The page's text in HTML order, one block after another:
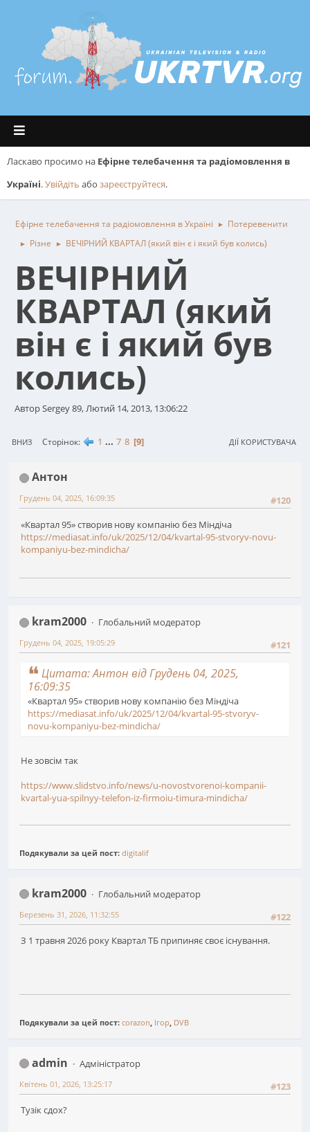
Ласкаво просимо на Ефірне телебачення та радіомовлення в
Україні.Увійдіть або зареєструйтеся.
Ефірне телебачення та радіомовлення в Україні ► Потеревенити
► Різне ► ВЕЧІРНИЙ КВАРТАЛ (який він є і який був колись)
ВЕЧІРНИЙ
КВАРТАЛ (який
він є і який був
колись)
Автор Sergey 89, Лютий 14, 2013, 13:06:22
ВНИЗ Сторінок 1 ... 7 8 9 ДІЇ КОРИСТУВАЧА
Антон
#120
Грудень 04, 2025, 16:09:35
«Квартал 95» створив нову компанію без Міндіча
https://mediasat.info/uk/2025/12/04/kvartal-95-stvoryv-novu-
kompaniyu-bez-mindicha/
kram2000
Глобальний модератор
#121
Грудень 04, 2025, 19:05:29
Цитата: Антон від Грудень 04, 2025,
16:09:35
«Квартал 95» створив нову компанію без Міндіча
https://mediasat.info/uk/2025/12/04/kvartal-95-stvoryv-
novu-kompaniyu-bez-mindicha/
Не зовсім так
https://www.slidstvo.info/news/u-novostvorenoi-kompanii-
kvartal-yua-spilnyy-telefon-iz-firmoiu-timura-mindicha/
Подякували за цей пост: digitalif
kram2000
Глобальний модератор
#122
Березень 31, 2026, 11:32:55
З 1 травня 2026 року Квартал ТБ припиняє своє існування.
Подякували за цей пост: corazon Ігор DVB
admin
Адміністратор
#123
Квітень 01, 2026, 13:25:17
Тузік сдох?